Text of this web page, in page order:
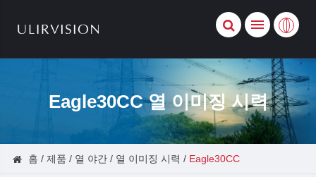
Eagle30CC 열 이미징 시력
홈 제품 열 야간 열 이미징 시력 Eagle30CC